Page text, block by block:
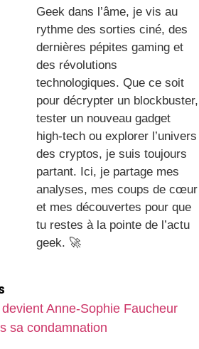
Geek dans l’âme, je vis au
rythme des sorties ciné, des
dernières pépites gaming et
des révolutions
technologiques. Que ce soit
pour décrypter un blockbuster,
tester un nouveau gadget
high-tech ou explorer l’univers
des cryptos, je suis toujours
partant. Ici, je partage mes
analyses, mes coups de cœur
et mes découvertes pour que
tu restes à la pointe de l’actu
geek. 🚀
Anne-Sophie Faucheur
sa condamnation